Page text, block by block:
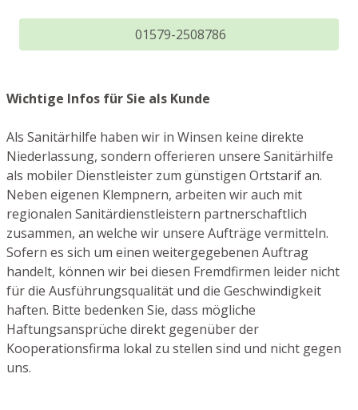
01579-2508786
Wichtige Infos für Sie als Kunde
Als Sanitärhilfe haben wir in Winsen keine direkte
Niederlassung, sondern offerieren unsere Sanitärhilfe
als mobiler Dienstleister zum günstigen Ortstarif an.
Neben eigenen Klempnern, arbeiten wir auch mit
regionalen Sanitärdienstleistern partnerschaftlich
zusammen, an welche wir unsere Aufträge vermitteln.
Sofern es sich um einen weitergegebenen Auftrag
handelt, können wir bei diesen Fremdfirmen leider nicht
für die Ausführungsqualität und die Geschwindigkeit
haften. Bitte bedenken Sie, dass mögliche
Haftungsansprüche direkt gegenüber der
Kooperationsfirma lokal zu stellen sind und nicht gegen
uns.